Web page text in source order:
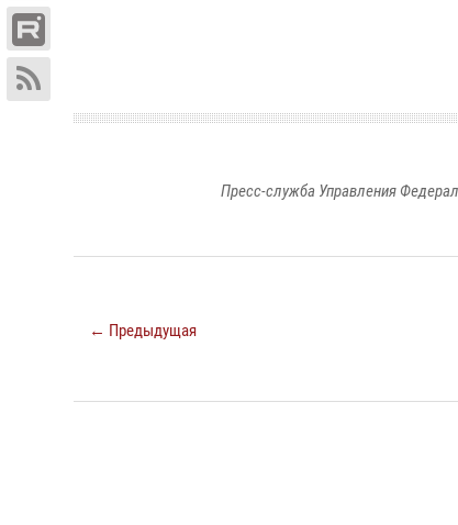
Пресс-служба Управления
← Предыдущая